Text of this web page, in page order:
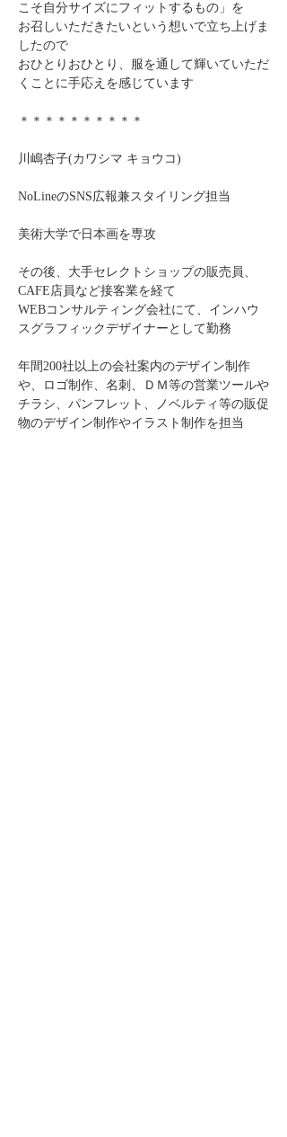
こそ自分サイズにフィットするもの」を
お召しいただきたいという想いで立ち上げま
したので
おひとりおひとり、服を通して輝いていただ
くことに手応えを感じています
＊＊＊＊＊＊＊＊＊＊
川嶋杏子(カワシマ キョウコ)
NoLineのSNS広報兼スタイリング担当
美術大学で日本画を専攻
その後、大手セレクトショップの販売員、
CAFE店員など接客業を経て
WEBコンサルティング会社にて、インハウ
スグラフィックデザイナーとして勤務
年間200社以上の会社案内のデザイン制作
や、ロゴ制作、名刺、ＤＭ等の営業ツールや
チラシ、パンフレット、ノベルティ等の販促
物のデザイン制作やイラスト制作を担当